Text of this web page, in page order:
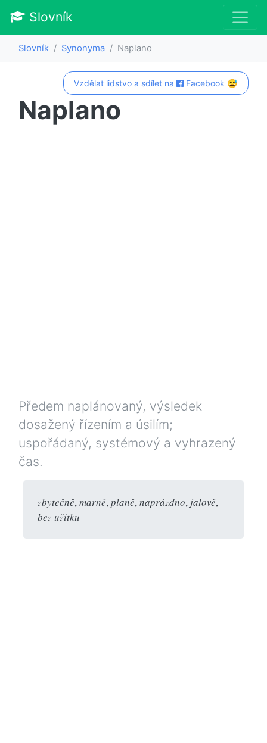
Slovník
Slovník Synonyma Naplano
Vzdělat lidstvo a sdílet na Facebook 😅
Naplano
Předem naplánovaný, výsledek
dosažený řízením a úsilím;
uspořádaný, systémový a vyhrazený
čas.
zbytečně,marně,planě,naprázdno, jalově,
bez užitku